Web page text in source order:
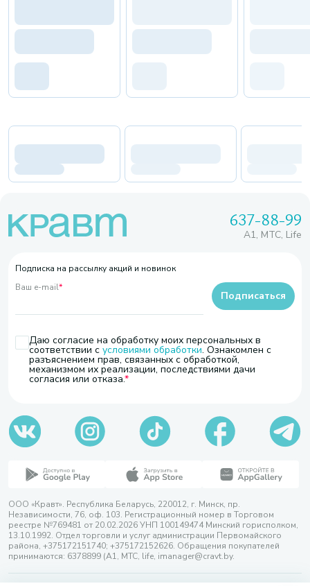
637-88-99
A1, МТС, Life
Подписка на рассылку акций и новинок
Ваш e-mail*
Даю согласие на обработку моих персональных в
соответствии с условиями обработки. Ознакомлен с
разъяснением прав, связанных с обработкой,
механизмом их реализации, последствиями дачи
согласия или отказа.
Подписаться
ООО «Кравт». Республика Беларусь, 220012, г. Минск, пр.
Независимости, 76, оф. 103. Регистрационный номер в Торговом
реестре №769481 от 20.02.2026 УНП 100149474 Минский горисполком,
13.10.1992. Отдел торговли и услуг администрации Первомайского
района, +375172151740; +375172152626. Обращения покупателей
принимаются: 6378899 (А1, МТС, life, imanager@cravt.by.